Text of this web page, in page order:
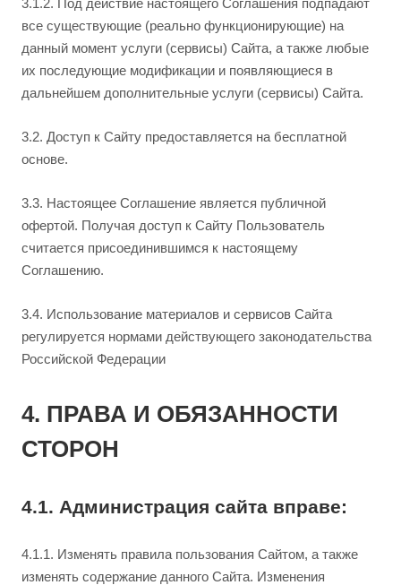
3.1.2. Под действие настоящего Соглашения подпадают
все существующие (реально функционирующие) на
данный момент услуги (сервисы) Сайта, а также любые
их последующие модификации и появляющиеся в
дальнейшем дополнительные услуги (сервисы) Сайта.
3.2. Доступ к Сайту предоставляется на бесплатной
основе.
3.3. Настоящее Соглашение является публичной
офертой. Получая доступ к Сайту Пользователь
считается присоединившимся к настоящему
Соглашению.
3.4. Использование материалов и сервисов Сайта
регулируется нормами действующего законодательства
Российской Федерации
4. ПРАВА И ОБЯЗАННОСТИ
СТОРОН
4.1. Администрация сайта вправе:
4.1.1. Изменять правила пользования Сайтом, а также
изменять содержание данного Сайта. Изменения